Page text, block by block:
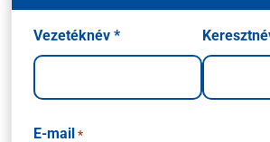
Név
*
Vezetéknév *
E-mail *